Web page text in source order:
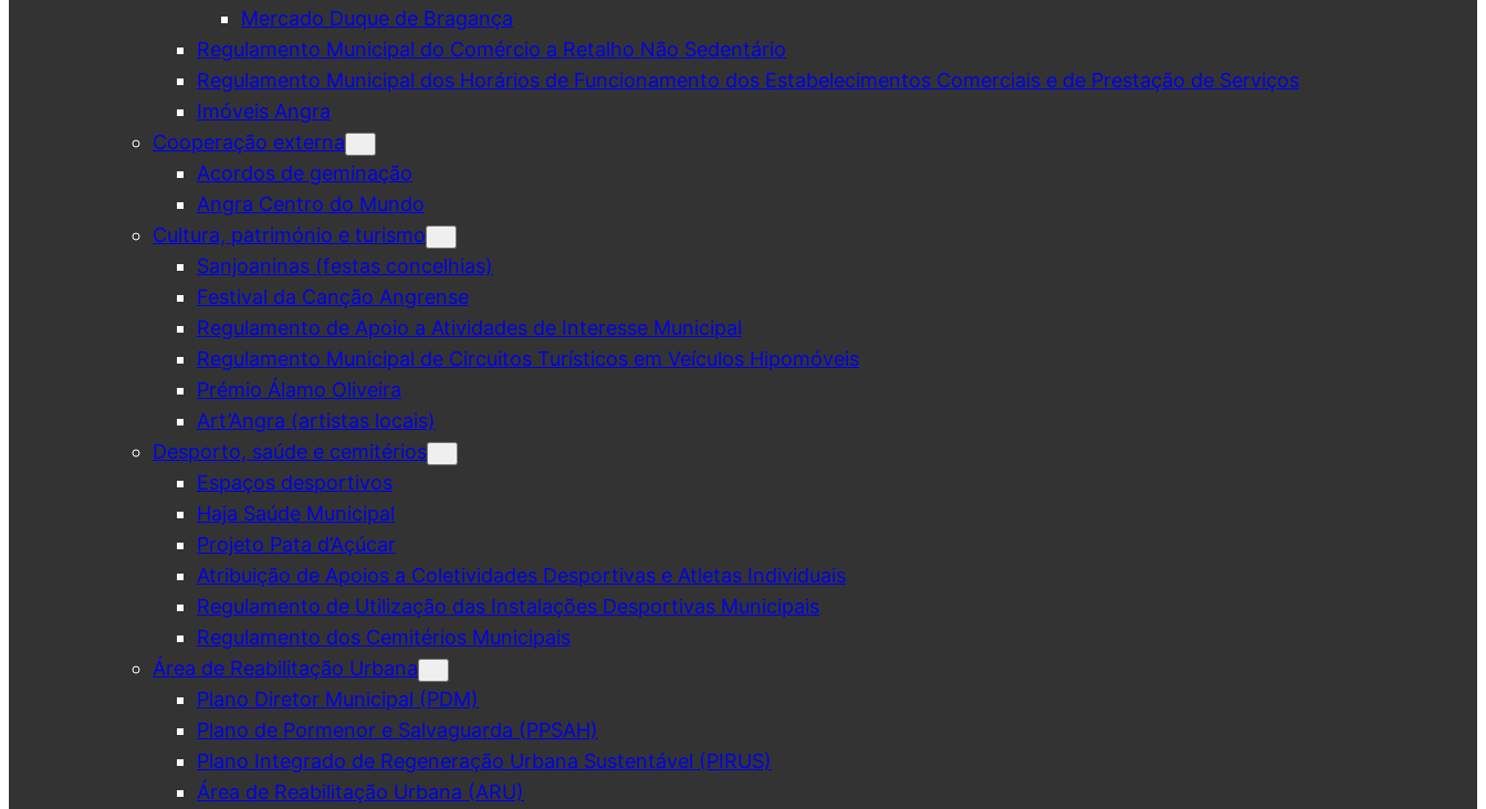
Mercado Duque de Bragança
Regulamento Municipal do Comércio a Retalho Não Sedentário
Regulamento Municipal dos Horários de Funcionamento dos Estabelecimentos Comerciais e de Prestação de Serviços
Imóveis Angra
Cooperação externa
Acordos de geminação
Angra Centro do Mundo
Cultura, património e turismo
Sanjoaninas (festas concelhias)
Festival da Canção Angrense
Regulamento de Apoio a Atividades de Interesse Municipal
Regulamento Municipal de Circuitos Turísticos em Veículos Hipomóveis
Prémio Álamo Oliveira
Art’Angra (artistas locais)
Desporto, saúde e cemitérios
Espaços desportivos
Haja Saúde Municipal
Projeto Pata d’Açúcar
Atribuição de Apoios a Coletividades Desportivas e Atletas Individuais
Regulamento de Utilização das Instalações Desportivas Municipais
Regulamento dos Cemitérios Municipais
Área de Reabilitação Urbana
Plano Diretor Municipal (PDM)
Plano de Pormenor e Salvaguarda (PPSAH)
Plano Integrado de Regeneração Urbana Sustentável (PIRUS)
Área de Reabilitação Urbana (ARU)